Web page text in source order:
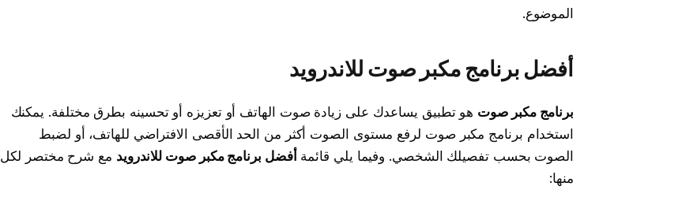
الموضوع.
أفضل برنامج مكبر صوت للاندرويد
برنامج مكبر صوت هو تطبيق يساعدك على زيادة صوت الهاتف أو تعزيزه أو تحسينه بطرق مختلفة. يمكنك
استخدام برنامج مكبر صوت لرفع مستوى الصوت أكثر من الحد الأقصى الافتراضي للهاتف، أو لضبط
الصوت بحسب تفصيلك الشخصي. وفيما يلي قائمةأفضل برنامج مكبر صوت للاندرويد مع شرح مختصر لكل
منها: